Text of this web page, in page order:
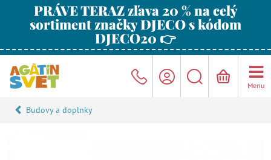
PRÁVE TERAZ zľava 20 % na celý
sortiment značky DJECO s kódom
DJECO20 👉
Menu
Budovy a doplnky